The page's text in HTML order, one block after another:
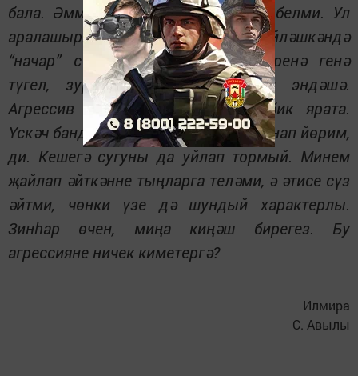
бала. Әмма үзен контрольдә тота белми. Ул
аралашырга бик ярата, тик сөйләшкәндә
“начар” сүзләр куллана. Иптәшләренә генә
түгел, зур кешеләргә дә шулай эндәшә.
Агрессив киноларны, уеннарны бик ярата.
Үскәч бандит булам, кешеләрне кыйнап йөрим,
ди. Кешегә сугуны да уйлап тормый. Минем
җайлап әйткәнне тыңларга теләми, ә әтисе сүз
әйтми, чөнки үзе дә шундый характерлы.
Зинһар өчен, миңа киңәш бирегез. Бу
агрессияне ничек киметергә?
Илмира
С. Авылы